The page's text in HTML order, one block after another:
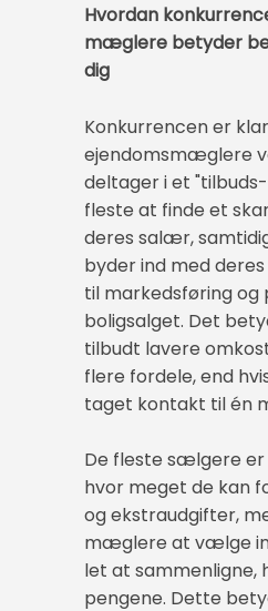
Hvordan
mæglere betyder
dig
Konkurrencen er
ejendomsmæglere
deltager i et
fleste at finde et
deres salær,
byder ind med
til markedsføring og
boligsalget. Det
tilbudt lavere
flere fordele, end
taget kontakt til én
De fleste sælgere er
hvor meget de kan
og ekstraudgifter,
mæglere at vælge
let at sammenligne,
pengene. Dette